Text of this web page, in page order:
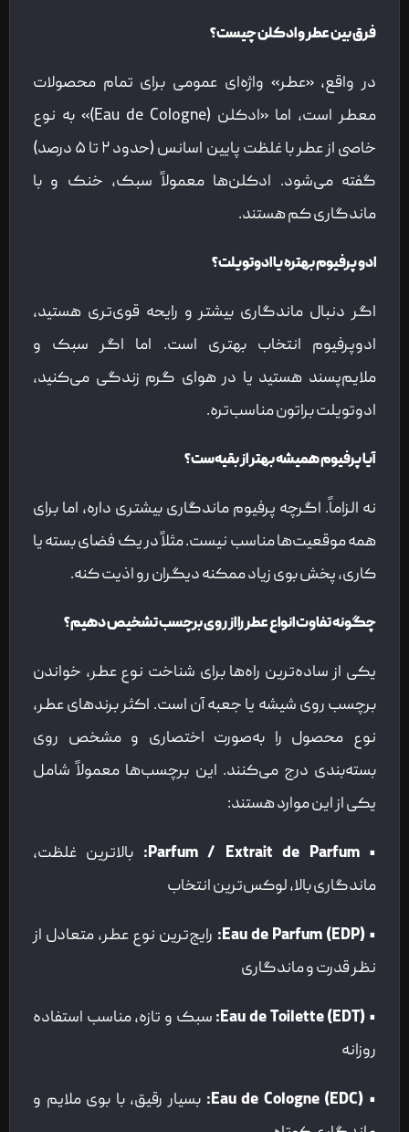
فرق بین عطر و ادکلن چیست؟
در واقع، «عطر» واژه‌ای عمومی برای تمام محصولات
معطر است، اما «ادکلن (Eau de Cologne)» به نوع
خاصی از عطر با غلظت پایین اسانس (حدود ۲ تا ۵ درصد)
گفته می‌شود. ادکلن‌ها معمولاً سبک، خنک و با
ماندگاری کم هستند.
ادو پرفیوم بهتره یا ادوتویلت؟
اگر دنبال ماندگاری بیشتر و رایحه قوی‌تری هستید،
ادوپرفیوم انتخاب بهتری است. اما اگر سبک و
ملایم‌پسند هستید یا در هوای گرم زندگی می‌کنید،
ادوتویلت براتون مناسب‌تره.
آیا پرفیوم همیشه بهتر از بقیه‌ست؟
نه الزاماً. اگرچه پرفیوم ماندگاری بیشتری داره، اما برای
همه موقعیت‌ها مناسب نیست. مثلاً در یک فضای بسته یا
کاری، پخش بوی زیاد ممکنه دیگران رو اذیت کنه.
چگونه تفاوت انواع عطر را از روی برچسب تشخیص دهیم؟
یکی از ساده‌ترین راه‌ها برای شناخت نوع عطر، خواندن
برچسب روی شیشه یا جعبه آن است. اکثر برندهای عطر،
نوع محصول را به‌صورت اختصاری و مشخص روی
بسته‌بندی درج می‌کنند. این برچسب‌ها معمولاً شامل
یکی از این موارد هستند:
• Parfum / Extrait de Parfum:
بالاترین غلظت،
ماندگاری بالا، لوکس‌ترین انتخاب
• Eau de Parfum (EDP):
رایج‌ترین نوع عطر، متعادل از
نظر قدرت و ماندگاری
• Eau de Toilette (EDT):
سبک و تازه، مناسب استفاده
روزانه
• Eau de Cologne (EDC):
بسیار رقیق، با بوی ملایم و